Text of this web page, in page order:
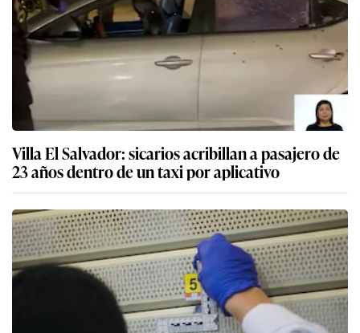
Villa El Salvador: sicarios acribillan a pasajero de
23 años dentro de un taxi por aplicativo